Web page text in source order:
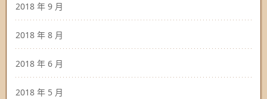
2018 年 9 月
2018 年 8 月
2018 年 6 月
2018 年 5 月